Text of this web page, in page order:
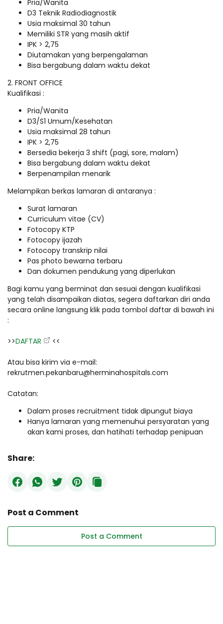
Pria/Wanita
D3 Teknik Radiodiagnostik
Usia maksimal 30 tahun
Memiliki STR yang masih aktif
IPK > 2,75
Diutamakan yang berpengalaman
Bisa bergabung dalam waktu dekat
2. FRONT OFFICE
Kualifikasi :
Pria/Wanita
D3/S1 Umum/Kesehatan
Usia maksimal 28 tahun
IPK > 2,75
Bersedia bekerja 3 shift (pagi, sore, malam)
Bisa bergabung dalam waktu dekat
Berpenampilan menarik
Melampikan berkas lamaran di antaranya :
Surat lamaran
Curriculum vitae (CV)
Fotocopy KTP
Fotocopy ijazah
Fotocopy transkrip nilai
Pas photo bewarna terbaru
Dan dokumen pendukung yang diperlukan
Bagi kamu yang berminat dan sesuai dengan kualifikasi
yang telah disampaikan diatas, segera daftarkan diri anda
secara online langsung klik pada tombol daftar di bawah ini
:
>>DAFTAR <<
Atau bisa kirim via e-mail:
rekrutmen.pekanbaru@herminahospitals.com
Catatan:
Dalam proses recruitment tidak dipungut biaya
Hanya lamaran yang memenuhui persyaratan yang
akan kami proses, dan hatihati terhadap penipuan
Share:
Post a Comment
Post a Comment